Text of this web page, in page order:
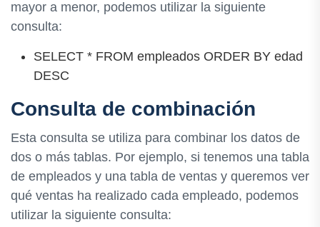
mayor a menor, podemos utilizar la siguiente
consulta:
SELECT * FROM empleados ORDER BY edad
DESC
Consulta de combinación
Esta consulta se utiliza para combinar los datos de
dos o más tablas. Por ejemplo, si tenemos una tabla
de empleados y una tabla de ventas y queremos ver
qué ventas ha realizado cada empleado, podemos
utilizar la siguiente consulta: